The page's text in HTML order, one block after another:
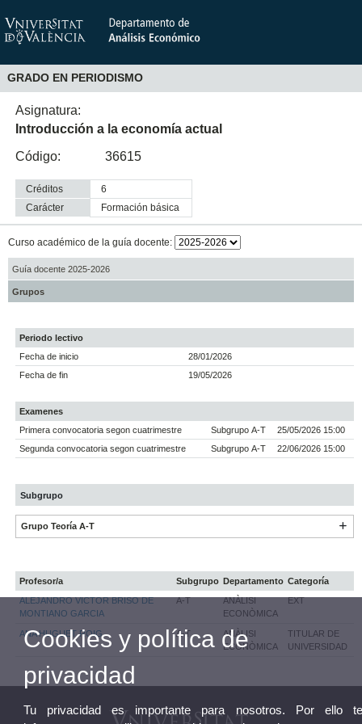
GRADO EN PERIODISMO
Asignatura:
Introducción a la economía actual
Código:
36615
Créditos
6
Carácter
formación básica
Curso académico de la guía docente:
Guía docente 2025-2026
Grupos
Periodo lectivo
Fecha de inicio
28/01/2026
Fecha de fin
19/05/2026
Examenes
Primera convocatoria segon cuatrimestre
Subgrupo A-T
25/05/2026 15:00
Segunda convocatoria segon cuatrimestre
Subgrupo A-T 22/06/2026 15:00
Subgrupo
Grupo Teoría A-T
Profesor/a Subgrupo Departamento Categoría
ALEJANDRO VICTOR BRISO DE
MONTIANO GARCIA
A-T
ANÀLISI
ECONÒMICA
EXT
ANA HUGUET ROIG A-T
ANÀLISI
ECONÒMICA
TITULAR DE
UNIVERSIDAD
Cookies y política de
privacidad
Tu privacidad es importante para nosotros. Por ello